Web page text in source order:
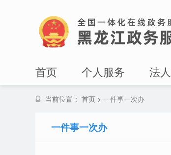
首页 个人服务 法
当前位置： 首页 > 一件事一次办
一件事一次办